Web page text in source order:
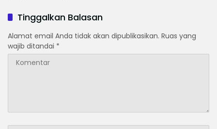
Tinggalkan Balasan
Alamat email Anda tidak akan dipublikasikan. Ruas yang
wajib ditandai *